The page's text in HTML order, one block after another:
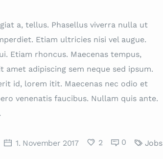
a, tellus. Phasellus viverra nulla ut
Etiam ultricies nisi vel augue.
Etiam rhoncus. Maecenas tempus,
adipiscing sem neque sed ipsum.
id, lorem itit. Maecenas nec odio et
venenatis faucibus. Nullam quis ante.
1. November 2017 2 0 Jobs